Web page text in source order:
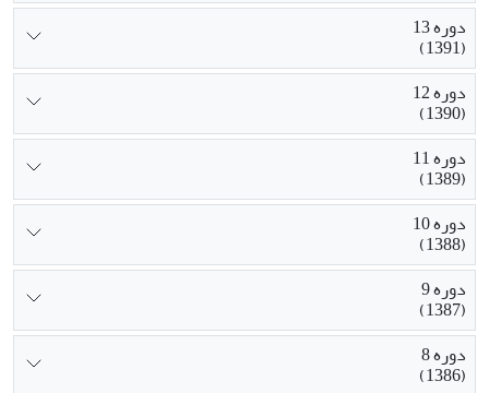
دوره 13
(1391)
دوره 12
(1390)
دوره 11
(1389)
دوره 10
(1388)
دوره 9
(1387)
دوره 8
(1386)